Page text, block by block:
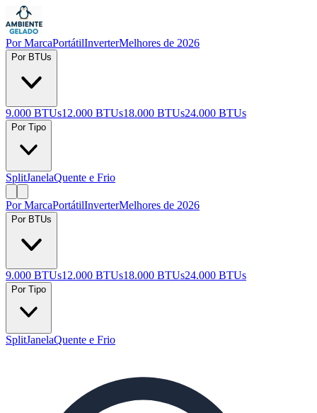
Por MarcaPortátilInverterMelhores de 2026
Por BTUs
9.000 BTUs12.000 BTUs18.000 BTUs24.000 BTUs
Por Tipo
SplitJanelaQuente e Frio
Por MarcaPortátilInverterMelhores de 2026
Por BTUs
9.000 BTUs12.000 BTUs18.000 BTUs24.000 BTUs
Por Tipo
SplitJanelaQuente e Frio